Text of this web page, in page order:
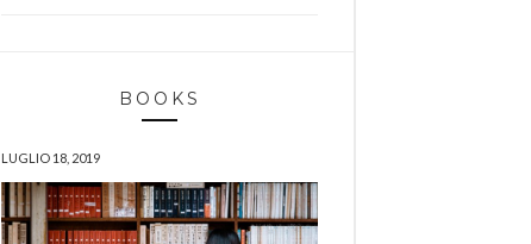
BOOKS
LUGLIO 18, 2019